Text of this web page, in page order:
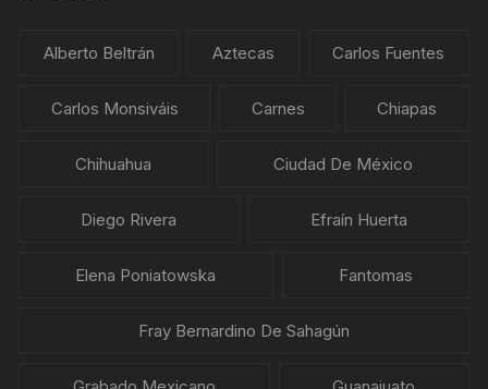
Alberto Beltrán Aztecas Carlos Fuentes
Carlos Monsiváis Carnes Chiapas
Chihuahua Ciudad De México
Diego Rivera Efraín Huerta
Elena Poniatowska Fantomas
Fray Bernardino De Sahagún